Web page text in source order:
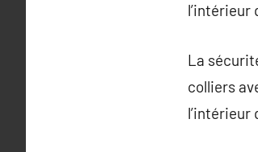
l’intérieur
La
colliers
l’intérieur